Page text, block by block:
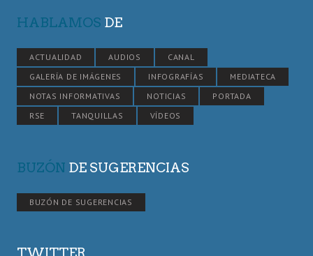
HABLAMOS DE
ACTUALIDAD AUDIOS
CANAL
GALERÍA DE IMÁGENES
INFOGRAFÍAS
MEDIATECA
NOTAS INFORMATIVAS
NOTICIAS
PORTADA
RSE
TANQUILLAS VÍDEOS
BUZÓN DE SUGERENCIAS
BUZÓN DE SUGERENCIAS